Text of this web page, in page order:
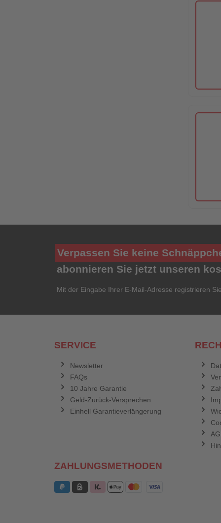
Verpassen Sie keine
abonnieren Sie jetzt unseren
Mit der Eingabe Ihrer E-Mail-Adresse registrieren
SERVICE
Newsletter
FAQs
10 Jahre Garantie
Geld-Zurück-Versprechen
Einhell Garantieverlängerung
ZAHLUNGSMETHODEN